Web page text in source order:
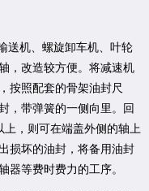
送机、螺旋卸车机、叶轮
，改造较方便。将减速机
按照配套的骨架油封尺
，带弹簧的一侧向里。回
上，则可在端盖外侧的轴上
损坏的油封，将备用油封
器等费时费力的工序。